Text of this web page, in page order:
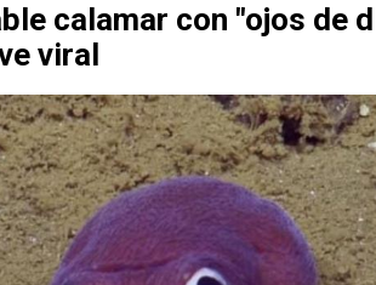
calamar con "ojos de
viral